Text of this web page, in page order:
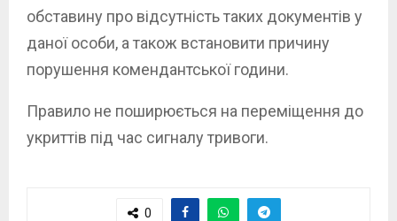
обставину про відсутність таких документів у
даної особи, а також встановити причину
порушення комендантської години.
Правило не поширюється на переміщення до
укриттів під час сигналу тривоги.
0